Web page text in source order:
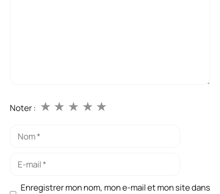
Noter : ★
★
★
★
★
Nom
Enregistrer mon nom, mon e-mail et mon site dans